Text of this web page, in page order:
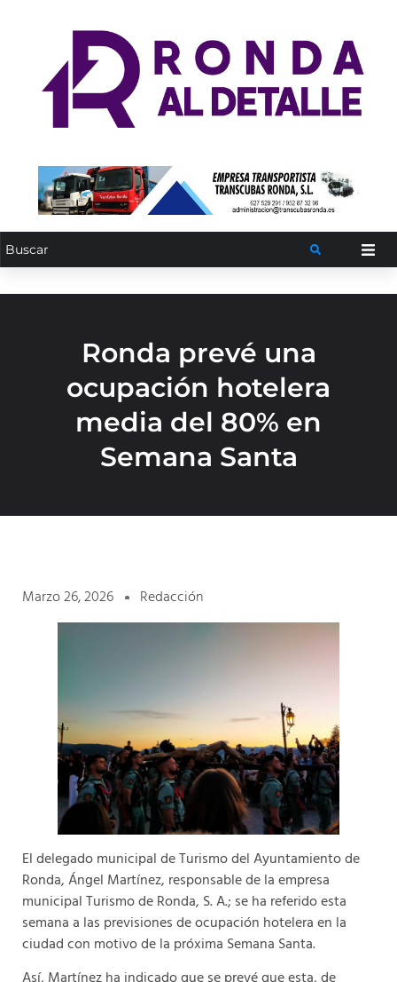
Ronda prevé una
ocupación hotelera
media del 80% en
Semana Santa
Marzo 26, 2026 Redacción
El delegado municipal de Turismo del Ayuntamiento de
Ronda, Ángel Martínez, responsable de la empresa
municipal Turismo de Ronda, S. A.; se ha referido esta
semana a las previsiones de ocupación hotelera en la
ciudad con motivo de la próxima Semana Santa.